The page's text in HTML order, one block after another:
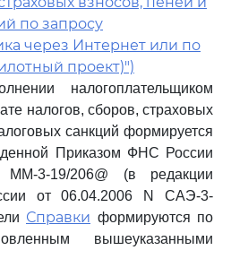
по запросу
через Интернет или по
проект)")
налогоплательщиком
налогов, сборов, страховых
санкций формируется
Приказом ФНС России
3-19/206@ (в редакции
от 06.04.2006 N САЭ-3-
Справки формируются по
вышеуказанными